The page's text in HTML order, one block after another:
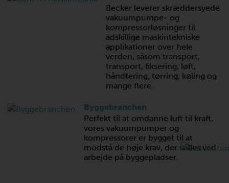
Becker leverer skræddersyede
vakuumpumpe- og
kompressorløsninger til
adskillige maskintekniske
applikationer over hele
verden, såsom transport,
transport, fiksering, løft,
håndtering, tørring, køling og
mange flere.
Byggebranchen
Perfekt til at omdanne luft til kraft,
vores vakuumpumper og
kompressorer er bygget til at
modstå de høje krav, der stilles ved
arbejde på byggepladser.